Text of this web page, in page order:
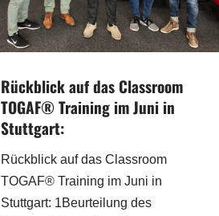
Rückblick auf das Classroom
TOGAF® Training im Juni in
Stuttgart:
Rückblick auf das Classroom
TOGAF® Training im Juni in
Stuttgart: 1Beurteilung des